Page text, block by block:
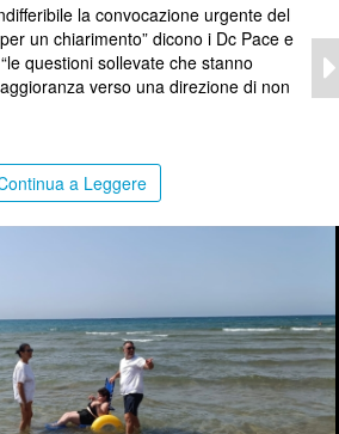
la convocazione urgente del
un chiarimento” dicono i Dc Pace e
questioni sollevate che stanno
verso una direzione di non
a Leggere